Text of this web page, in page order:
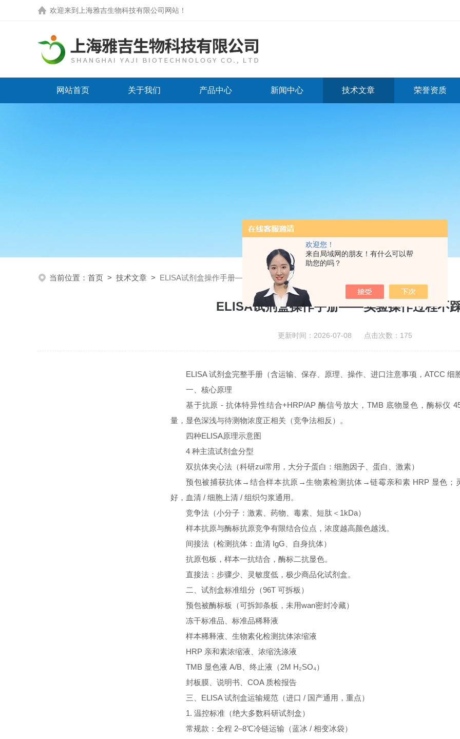
欢迎您！
来自局域网的朋友！有什么可以帮
助您的吗？
欢迎来到 上海雅吉生物科技有限公司网站 ！
网站首页 关于我们 产品中心 新闻中心 技术文章 荣誉资质
当前位置： 首页 > 技术文章 > ELISA试剂盒操作手册——实验操作过程不踩雷
ELISA试剂盒操作手册——实验操作过程不
更新时间：2026-07-08 点击次数：175
ELISA 试剂盒完整手册（含运输、保存、原理、操作、进口注意事项，ATCC 细
一、核心原理
基于抗原 - 抗体特异性结合+HRP/AP 酶信号放大，TMB 底物显色，酶标仪
量，显色深浅与待测物浓度正相关（竞争法相反）。
四种ELISA原理示意图
4 种主流试剂盒分型
双抗体夹心法（科研zui常用，大分子蛋白：细胞因子、蛋白、激素）
预包被捕获抗体→结合样本抗原→生物素检测抗体→链霉亲和素 HRP 显色；
好，血清 / 细胞上清 / 组织匀浆通用。
竞争法（小分子：激素、药物、毒素、短肽＜1kDa）
样本抗原与酶标抗原竞争有限结合位点，浓度越高颜色越浅。
间接法（检测抗体：血清 IgG、自身抗体）
抗原包板，样本一抗结合，酶标二抗显色。
直接法：步骤少、灵敏度低，极少商品化试剂盒。
二、试剂盒标准组分（96T 可拆板）
预包被酶标板（可拆卸条板，未用wan密封冷藏）
冻干标准品、标准品稀释液
样本稀释液、生物素化检测抗体浓缩液
HRP 亲和素浓缩液、浓缩洗涤液
TMB 显色液 A/B、终止液（2M H₂SO₄）
封板膜、说明书、COA 质检报告
三、ELISA 试剂盒运输规范（进口 / 国产通用，重点）
1. 温控标准（绝大多数科研试剂盒）
常规款：全程 2–8℃冷链运输（蓝冰 / 相变冰袋）